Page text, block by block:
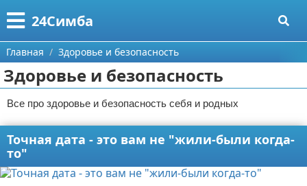
24Симба
Меню
Главная
Категории
Государство и право
Причинение вреда
Иммиграция
Поиск
О проекте
Контакты
Главная Здоровье и безопасность
Здоровье и безопасность
Все про здоровье и безопасность себя и родных
Точная дата - это вам не "жили-были когда-
то"